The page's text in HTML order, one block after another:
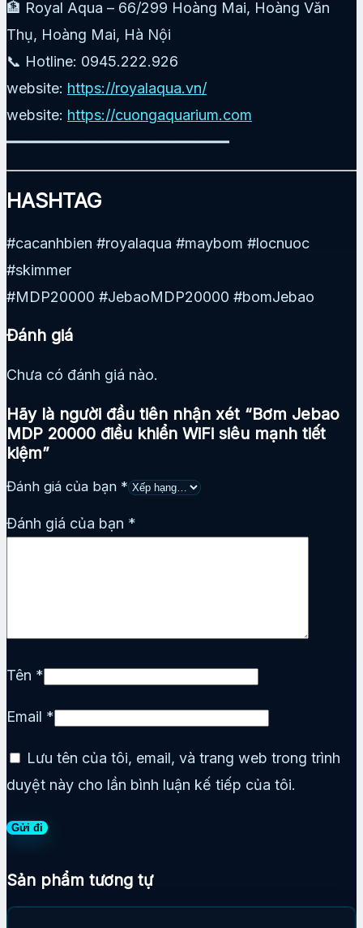
🏦 Royal Aqua – 66/299 Hoàng Mai, Hoàng Văn
Thụ, Hoàng Mai, Hà Nội
📞 Hotline: 0945.222.926
website: https://royalaqua.vn/
website: https://cuongaquarium.com
━━━━━━━━━━━━━━━━━━━━━━━━━
HASHTAG
#cacanhbien #royalaqua #maybom #locnuoc
#skimmer
#MDP20000 #JebaoMDP20000 #bomJebao
Đánh giá
Chưa có đánh giá nào.
Hãy là người đầu tiên nhận xét “Bơm Jebao
MDP 20000 điều khiển WiFi siêu mạnh tiết
kiệm”
Đánh giá của bạn *
Đánh giá của bạn *
Tên *
Email *
Lưu tên của tôi, email, và trang web trong trình
duyệt này cho lần bình luận kế tiếp của tôi.
Sản phẩm tương tự